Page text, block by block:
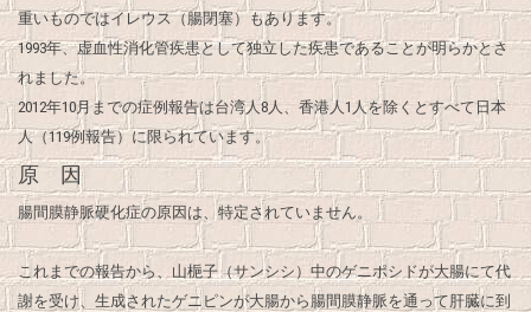
重いものではイレウス（腸閉塞）もあります。
1993年、虚血性消化管疾患として独立した疾患であることが明らかとさ
れました。
2012年10月までの症例報告は台湾人8人、香港人1人を除くとすべて日本
人（119例報告）に限られています。
原 因
腸間膜静脈硬化症の原因は、特定されていません。
これまでの報告から、山梔子（サンシシ）中のゲニポシドが大腸にて代
謝を受け、生成されたゲニピンが大腸から腸間膜静脈を通って肝臓に到